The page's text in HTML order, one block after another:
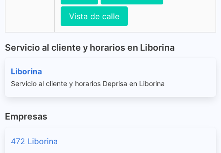
Vista de calle
Servicio al cliente y horarios en Liborina
Liborina
Servicio al cliente y horarios Deprisa en Liborina
Empresas
472 Liborina